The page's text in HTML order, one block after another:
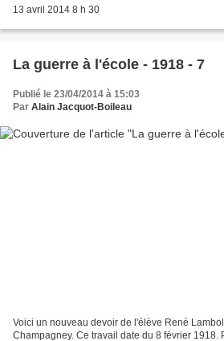
13 avril 2014 8 h 30
La guerre à l'école - 1918 - 7
Publié le 23/04/2014 à 15:03
Par Alain Jacquot-Boileau
Voici un nouveau devoir de l'élève René
Champagney. Ce travail date du 8 février 1918.